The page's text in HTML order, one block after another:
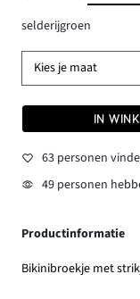
selderijgroen
Kies je maat
IN
63 personen
49 personen
Productinformatie
Bikinibroekje met